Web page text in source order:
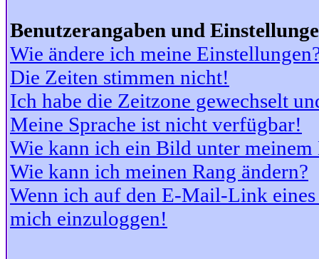
Benutzerangaben und
Wie ändere ich meine
Die Zeiten stimmen nicht!
Ich habe die Zeitzone gewechselt
Meine Sprache ist nicht verfügbar!
Wie kann ich ein Bild unter meinem
Wie kann ich meinen Rang ändern?
Wenn ich auf den E-Mail-Link
mich einzuloggen!